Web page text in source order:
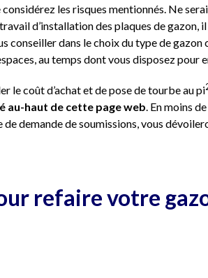
les risques mentionnés. Ne
d’installation des plaques de gazon,
conseiller dans le choix du type de
au temps dont vous disposez pour
le coût d’achat et de pose de tourbe au pi
au-haut de cette page web. En moins
demande de soumissions, vous
refaire votre